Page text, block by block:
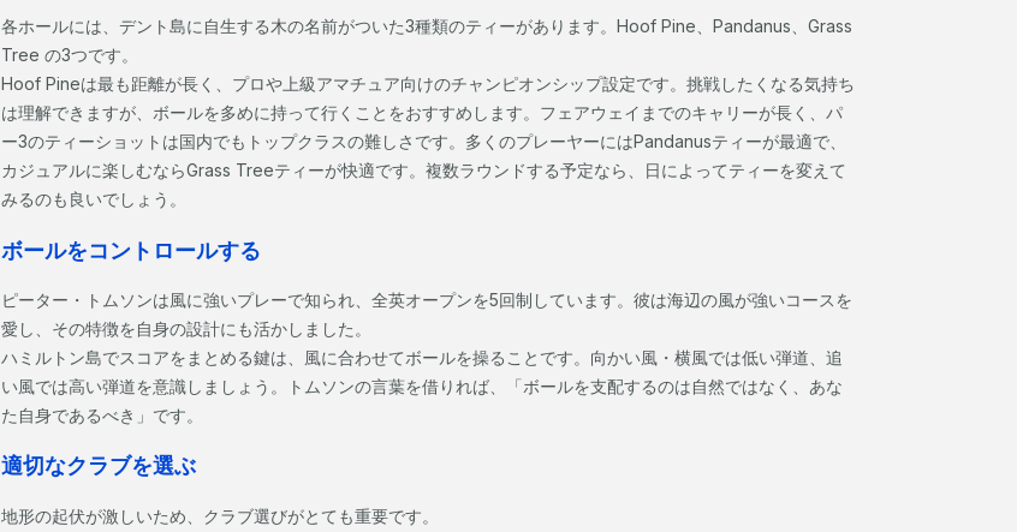
各ホールには、デント島に自生する木の名前がついた3種類のティーがあります。Hoof Pine、Pandanus、Grass
Tree の3つです。
Hoof Pineは最も距離が長く、プロや上級アマチュア向けのチャンピオンシップ設定です。挑戦したくなる気持ち
は理解できますが、ボールを多めに持って行くことをおすすめします。フェアウェイまでのキャリーが長く、パ
ー3のティーショットは国内でもトップクラスの難しさです。多くのプレーヤーにはPandanusティーが最適で、
カジュアルに楽しむならGrass Treeティーが快適です。複数ラウンドする予定なら、日によってティーを変えて
みるのも良いでしょう。
ボールをコントロールする
ピーター・トムソンは風に強いプレーで知られ、全英オープンを5回制しています。彼は海辺の風が強いコースを
愛し、その特徴を自身の設計にも活かしました。
ハミルトン島でスコアをまとめる鍵は、風に合わせてボールを操ることです。向かい風・横風では低い弾道、追
い風では高い弾道を意識しましょう。トムソンの言葉を借りれば、「ボールを支配するのは自然ではなく、あな
た自身であるべき」です。
適切なクラブを選ぶ
地形の起伏が激しいため、クラブ選びがとても重要です。